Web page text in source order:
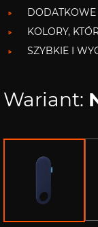
DODATKOWE
KOLORY,
SZYBKIE I
Wariant: